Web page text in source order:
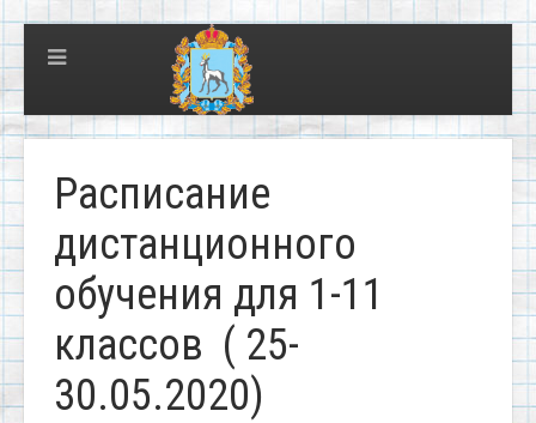
Расписание
дистанционного
обучения для 1-11
классов ( 25-
30.05.2020)